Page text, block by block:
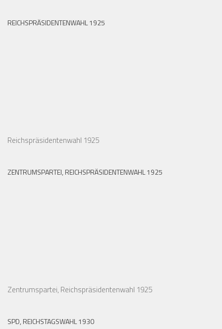
REICHSPRÄSIDENTENWAHL 1925
Reichspräsidentenwahl 1925
ZENTRUMSPARTEI, REICHSPRÄSIDENTENWAHL 1925
Zentrumspartei, Reichspräsidentenwahl 1925
SPD, REICHSTAGSWAHL 1930